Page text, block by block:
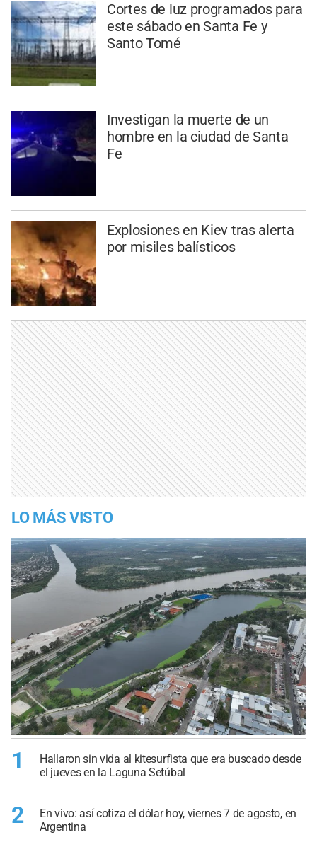
Cortes de luz programados para
este sábado en Santa Fe y
Santo Tomé
Investigan la muerte de un
hombre en la ciudad de Santa
Fe
Explosiones en Kiev tras alerta
por misiles balísticos
LO MÁS VISTO
1
Hallaron sin vida al kitesurfista que era buscado desde
el jueves en la Laguna Setúbal
2
En vivo: así cotiza el dólar hoy, viernes 7 de agosto, en
Argentina